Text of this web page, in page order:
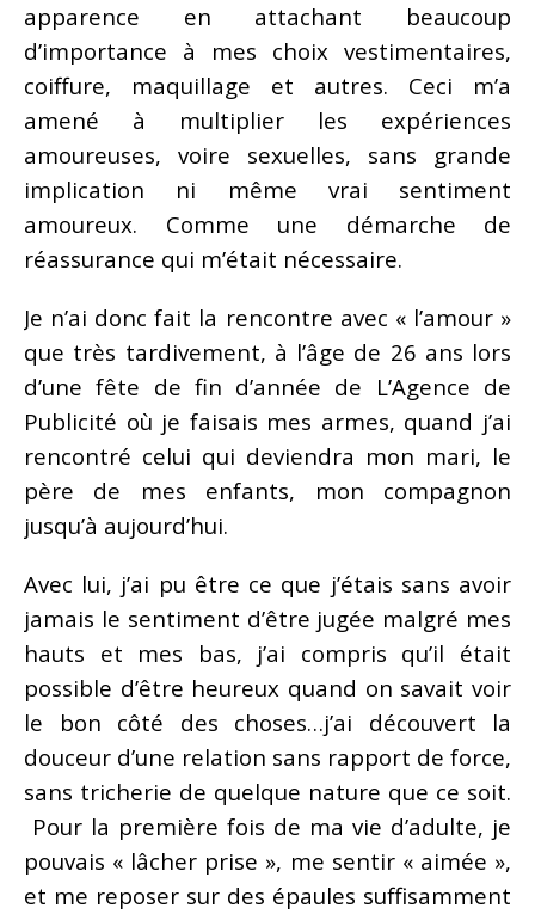
apparence en attachant beaucoup
d’importance à mes choix vestimentaires,
coiffure, maquillage et autres. Ceci m’a
amené à multiplier les expériences
amoureuses, voire sexuelles, sans grande
implication ni même vrai sentiment
amoureux. Comme une démarche de
réassurance qui m’était nécessaire.
Je n’ai donc fait la rencontre avec « l’amour »
que très tardivement, à l’âge de 26 ans lors
d’une fête de fin d’année de L’Agence de
Publicité où je faisais mes armes, quand j’ai
rencontré celui qui deviendra mon mari, le
père de mes enfants, mon compagnon
jusqu’à aujourd’hui.
Avec lui, j’ai pu être ce que j’étais sans avoir
jamais le sentiment d’être jugée malgré mes
hauts et mes bas, j’ai compris qu’il était
possible d’être heureux quand on savait voir
le bon côté des choses…j’ai découvert la
douceur d’une relation sans rapport de force,
sans tricherie de quelque nature que ce soit.
Pour la première fois de ma vie d’adulte, je
pouvais « lâcher prise », me sentir « aimée »,
et me reposer sur des épaules suffisamment